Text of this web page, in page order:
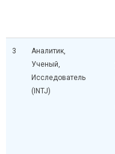
3
Аналитик,
Ученый,
Исследователь
(INTJ)